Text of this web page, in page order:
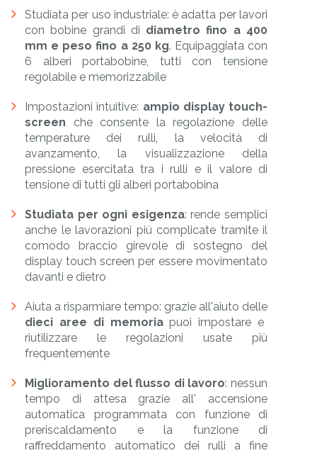
Studiata per uso industriale: è adatta per lavori
con bobine grandi di diametro fino a 400
mm e peso fino a 250 kg. Equipaggiata con
6 alberi portabobine, tutti con tensione
regolabile e memorizzabile
Impostazioni intuitive: ampio display touch-
screen che consente la regolazione delle
temperature dei rulli, la velocità di
avanzamento, la visualizzazione della
pressione esercitata tra i rulli e il valore di
tensione di tutti gli alberi portabobina
Studiata per ogni esigenza: rende semplici
anche le lavorazioni più complicate tramite il
comodo braccio girevole di sostegno del
display touch screen per essere movimentato
davanti e dietro
Aiuta a risparmiare tempo: grazie all'aiuto delle
dieci aree di memoriapuoi impostare e
riutilizzare le regolazioni usate più
frequentemente
Miglioramento del flusso di lavoro: nessun
tempo di attesa grazie all' accensione
automatica programmata con funzione di
preriscaldamento e la funzione di
raffreddamento automatico dei rulli a fine